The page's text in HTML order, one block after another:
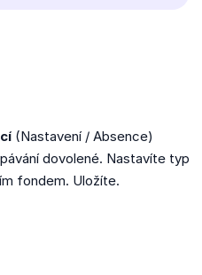
(Nastavení / Absence)
dovolené. Nastavíte typ
fondem. Uložíte.